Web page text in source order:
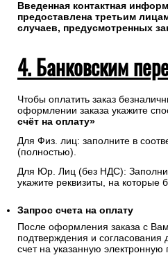
Введенная контактная
предоставлена третьим
случаев, предусмотренных
4. Банковским
Чтобы оплатить заказ
оформлении заказа укажите
счёт на оплату»
Для Физ. лиц: заполните в
(полностью).
Для Юр. Лиц (без НДС):
укажите реквизиты, на которые
Запрос счета на оплату
После оформления заказа с
подтверждения и согласования
счет на указанную электронную